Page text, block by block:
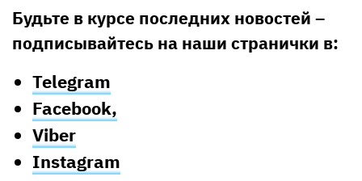
Будьте в курсе последних новостей –
подписывайтесь на наши странички в:
Telegram
Facebook,
Viber
Instagram